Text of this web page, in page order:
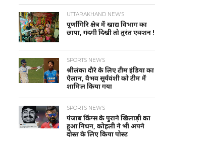
UTTARAKHAND NEWS
पूर्णागिरि क्षेत्र में खाद्य विभाग का
छापा, गंदगी दिखी तो तुरंत एक्शन !
SPORTS NEWS
श्रीलंका दौरे के लिए टीम इंडिया का
ऐलान, वैभव सूर्यवंशी को टीम में
शामिल किया गया
SPORTS NEWS
पंजाब किंग्स के पुराने खिलाड़ी का
हुआ निधन, कोहली ने भी अपने
दोस्त के लिए किया पोस्ट